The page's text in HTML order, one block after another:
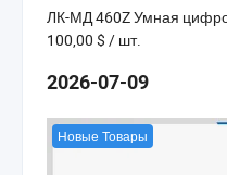
100,00 $ / шт.
2026-07-09
Новые Товары